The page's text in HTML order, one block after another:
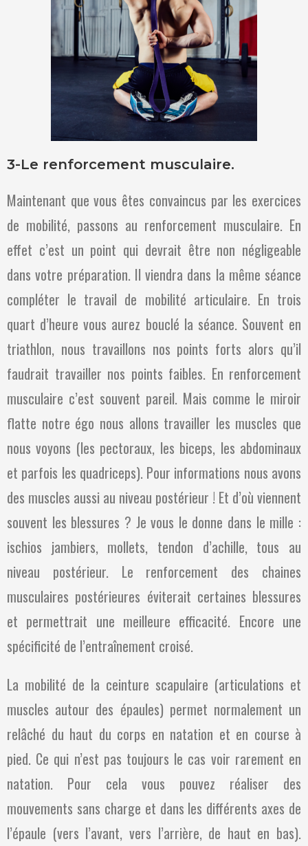
3-Le renforcement musculaire.
Maintenant que vous êtes convaincus par les exercices
de mobilité, passons au renforcement musculaire. En
effet c’est un point qui devrait être non négligeable
dans votre préparation. Il viendra dans la même séance
compléter le travail de mobilité articulaire. En trois
quart d’heure vous aurez bouclé la séance. Souvent en
triathlon, nous travaillons nos points forts alors qu’il
faudrait travailler nos points faibles. En renforcement
musculaire c’est souvent pareil. Mais comme le miroir
flatte notre égo nous allons travailler les muscles que
nous voyons (les pectoraux, les biceps, les abdominaux
et parfois les quadriceps). Pour informations nous avons
des muscles aussi au niveau postérieur ! Et d’où viennent
souvent les blessures ? Je vous le donne dans le mille :
ischios jambiers, mollets, tendon d’achille, tous au
niveau postérieur. Le renforcement des chaines
musculaires postérieures éviterait certaines blessures
et permettrait une meilleure efficacité. Encore une
spécificité de l’entraînement croisé.
La mobilité de la ceinture scapulaire (articulations et
muscles autour des épaules) permet normalement un
relâché du haut du corps en natation et en course à
pied. Ce qui n’est pas toujours le cas voir rarement en
natation. Pour cela vous pouvez réaliser des
mouvements sans charge et dans les différents axes de
l’épaule (vers l’avant, vers l’arrière, de haut en bas).